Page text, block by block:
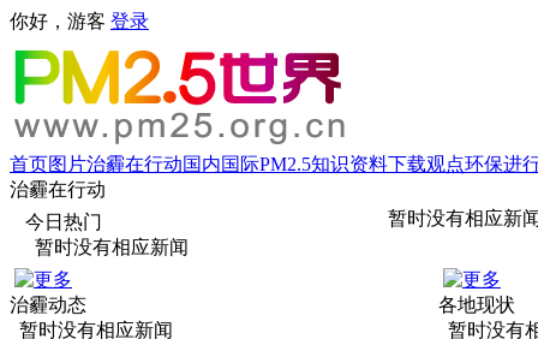
你好，游客 登录
首页图片治霾在行动国内国际PM2.5知识资料下载观点环保进
治霾在行动
今日热门
暂时没有相应新闻
暂时没有相应新
治霾动态
暂时没有相应新闻
各地现状
暂时没有